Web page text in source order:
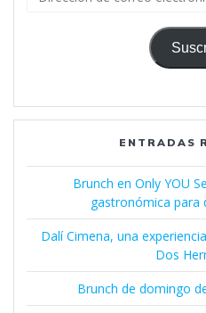
ENTRADAS
Brunch en Only YOU
gastronómica para
Dalí Cimena, una
Dos
Brunch de domingo